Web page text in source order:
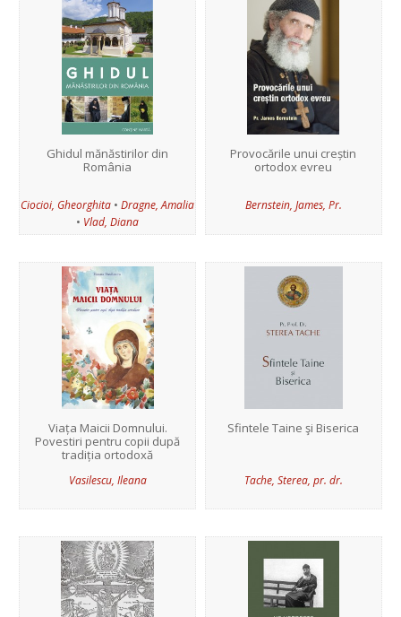
Ghidul mănăstirilor din
România
Ciocioi, Gheorghita •Dragne, Amalia
• Vlad, Diana
Provocările unui creștin
ortodox evreu
Bernstein, James, Pr.
Viața Maicii Domnului.
Povestiri pentru copii după
tradiția ortodoxă
Vasilescu, Ileana
Sfintele Taine şi Biserica
Tache, Sterea, pr. dr.